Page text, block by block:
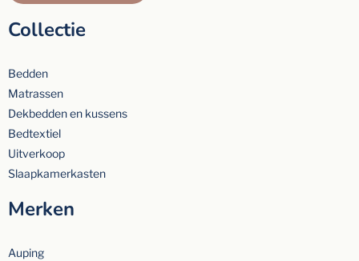
Collectie
Bedden
Matrassen
Dekbedden en kussens
Bedtextiel
Uitverkoop
Slaapkamerkasten
Merken
Auping